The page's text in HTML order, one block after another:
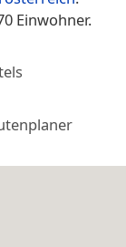
Einwohner.